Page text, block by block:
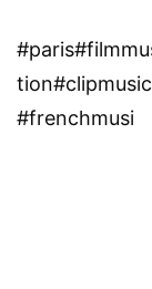
#paris
tion
#frenchmusi